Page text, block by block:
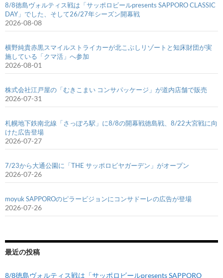
8/8徳島ヴォルティス戦は「サッポロビールpresents SAPPORO CLASSIC
DAY」でした、そして26/27年シーズン開幕戦
2026-08-08
横野純貴赤黒スマイルストライカーが北こぶしリゾートと知床財団が実
施している「クマ活」へ参加
2026-08-01
株式会社江戸屋の「むきこまい コンサパッケージ」が道内店舗で販売
2026-07-31
札幌地下鉄南北線「さっぽろ駅」に8/8の開幕戦徳島戦、8/22大宮戦に向
けた広告登場
2026-07-27
7/23から大通公園に「THE サッポロビヤガーデン」がオープン
2026-07-26
moyuk SAPPOROのピラービジョンにコンサドーレの広告が登場
2026-07-26
最近の投稿
8/8徳島ヴォルティス戦は「サッポロビールpresents SAPPORO